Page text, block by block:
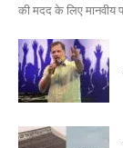
की मदद के लिए